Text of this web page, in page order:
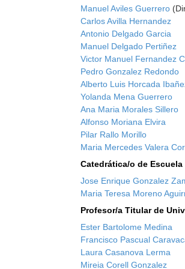
Manuel Aviles Guerrero
Carlos Avilla Hernandez
Antonio Delgado Garcia
Manuel Delgado Pertiñez
Victor Manuel Fernandez
Pedro Gonzalez Redondo
Alberto Luis Horcada
Yolanda Mena Guerrero
Ana Maria Morales Sillero
Alfonso Moriana Elvira
Pilar Rallo Morillo
Maria Mercedes Valera
Catedrática/o de
Jose Enrique Gonzalez
Maria Teresa Moreno
Profesor/a Titular de
Ester Bartolome Medina
Francisco Pascual
Laura Casanova Lerma
Mireia Corell Gonzalez